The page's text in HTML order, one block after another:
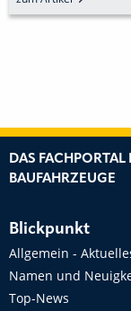
DAS
BAUFAHRZEUGE
Blickpunkt
Allgemein -
Namen und
Top-News